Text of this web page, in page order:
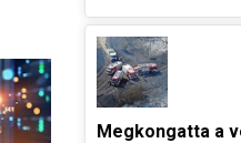
Megkongatta a